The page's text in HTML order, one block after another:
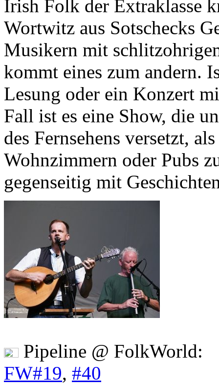
Irish Folk der Extraklasse
Wortwitz aus Sotschecks
Musikern mit
kommt eines zum andern.
Lesung oder ein Konzert
Fall ist es eine Show, die
des Fernsehens versetzt,
Wohnzimmern oder Pubs
gegenseitig mit
Pipeline @ FolkWorld:
FW#19, #40